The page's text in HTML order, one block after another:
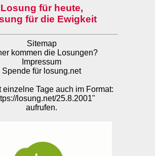
Losung für heute,
für die Ewigkeit
Sitemap
kommen die Losungen?
Impressum
Spende für losung.net
einzelne Tage auch im Format:
losung.net/25.8.2001"
aufrufen.